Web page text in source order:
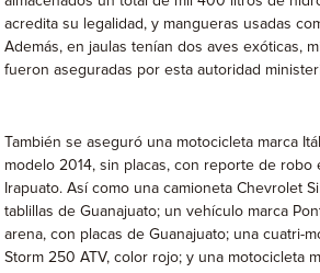
acredita su legalidad, y mangueras usadas
Además, en jaulas tenían dos aves exóticas,
fueron aseguradas por esta autoridad
También se aseguró una motocicleta marca
modelo 2014, sin placas, con reporte de robo
Irapuato. Así como una camioneta Chevrolet
tablillas de Guanajuato; un vehículo marca
arena, con placas de Guanajuato; una cuatri-
Storm 250 ATV, color rojo; y una motocicleta